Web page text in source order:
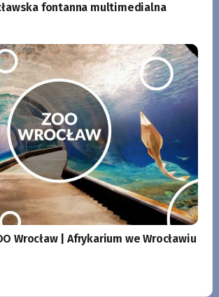
fontanna multimedialna
Wrocław | Afrykarium we Wrocławiu